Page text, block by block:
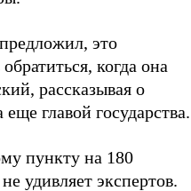
это
когда она
рассказывая о
главой государства.
пункту на 180
удивляет экспертов.